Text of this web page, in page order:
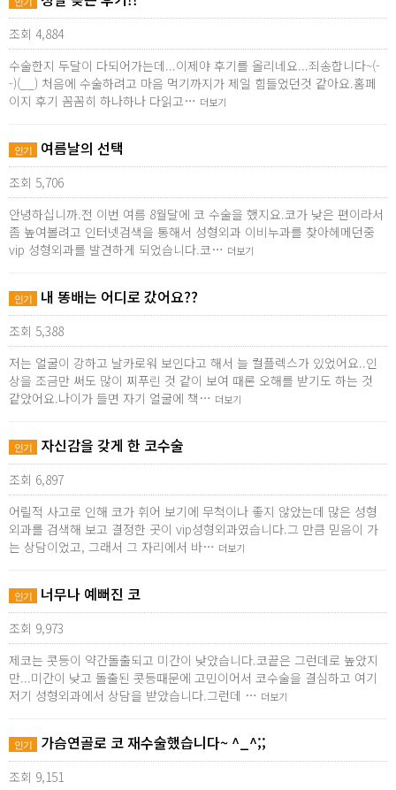
조회 4,884
수술한지 두달이 다되어가는데...이제야 후기를 올리네요...죄송합니다~(-
-)(__) 처음에 수술하려고 마음 먹기까지가 제일 힘들었던것 같아요.홈페
이지 후기 꼼꼼히 하나하나 다읽고… 더보기
인기 여름날의 선택
조회 5,706
안녕하십니까.전 이번 여름 8월달에 코 수술을 했지요.코가 낮은 편이라서
좀 높여볼려고 인터넷검색을 통해서 성형외과 이비누과를 찾아헤메던중
vip 성형외과를 발견하게 되었습니다.코… 더보기
인기 내 똥배는 어디로 갔어요??
조회 5,388
저는 얼굴이 강하고 날카로워 보인다고 해서 늘 컬플렉스가 있었어요..인
상을 조금만 써도 많이 찌푸린 것 같이 보여 때론 오해를 받기도 하는 것
같았어요.나이가 들면 자기 얼굴에 책… 더보기
인기 자신감을 갖게 한 코수술
조회 6,897
어릴적 사고로 인해 코가 휘어 보기에 무척이나 좋지 않았는데 많은 성형
외과를 검색해 보고 결정한 곳이 vip성형외과였습니다.그 만큼 믿음이 가
는 상담이었고, 그래서 그 자리에서 바… 더보기
인기 너무나 예뻐진 코
조회 9,973
제코는 콧등이 약간돌출되고 미간이 낮았습니다.코끝은 그런데로 높았지
만...미간이 낮고 돌출된 콧등때문에 고민이어서 코수술을 결심하고 여기
저기 성형외과에서 상담을 받았습니다.그런데 … 더보기
인기 가슴연골로 코 재수술했습니다~ ^_^;;
조회 9,151